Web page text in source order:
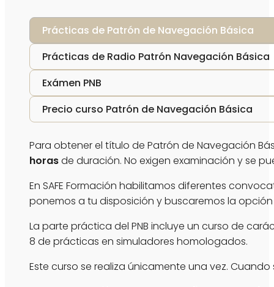
Prácticas de Patrón de Navegación Básica
Prácticas de Radio Patrón Navegación Básica
Exámen PNB
Precio curso Patrón de Navegación Básica
Para obtener el título de Patrón de Navegación
horasde duración. No exigen examinación y se
En SAFE Formación habilitamos diferentes
ponemos a tu disposición y buscaremos la
La parte práctica del PNB incluye un curso de
8 de prácticas en simuladores homologados.
Este curso se realiza únicamente una vez.